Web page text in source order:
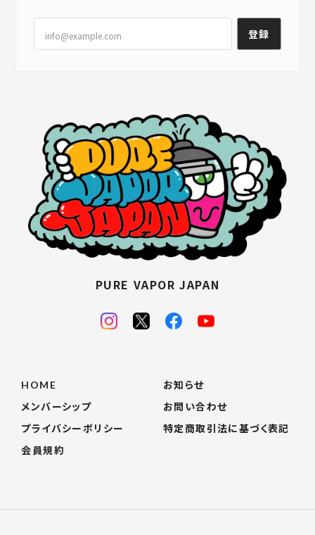
登録
PURE VAPOR JAPAN
HOME
お知らせ
メンバーシップ
お問い合わせ
プライバシーポリシー
特定商取引法に基づく表記
会員規約